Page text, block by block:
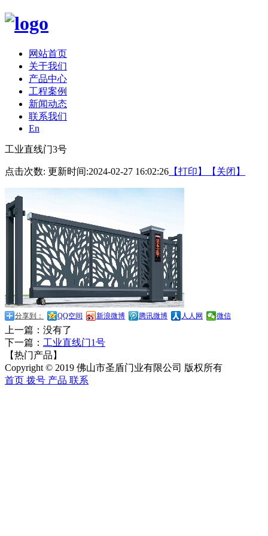
网站首页
关于我们
产品中心
工程案例
新闻动态
联系我们
En
工业直线门3号
点击次数: 更新时间:2024-02-27 16:02:26 【打印】 【关闭】
分享到： QQ空间 新浪微博 腾讯微博 人人网 微信
上一篇：没有了
下一篇： 工业直线门1号
【热门产品】
Copyright © 2019 佛山市圣盾门业有限公司 版权所有
首页 拨号 产品 联系